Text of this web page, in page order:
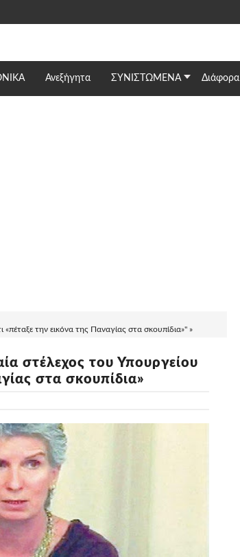
Ανεξήγητα ΣΥΝΙΣΤΩΜΕΝΑ Διάφορα
την εικόνα της Παναγίας στα σκουπίδια»" »
στέλεχος του Υπουργείου
στα σκουπίδια»